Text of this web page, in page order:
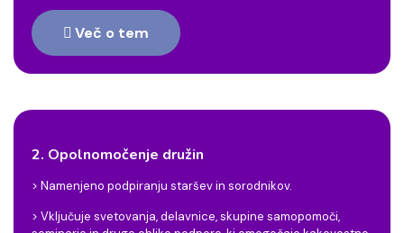
Več o tem
2. Opolnomočenje družin
> Namenjeno podpiranju staršev in sorodnikov.
> Vključuje svetovanja, delavnice, skupine samopomoči,